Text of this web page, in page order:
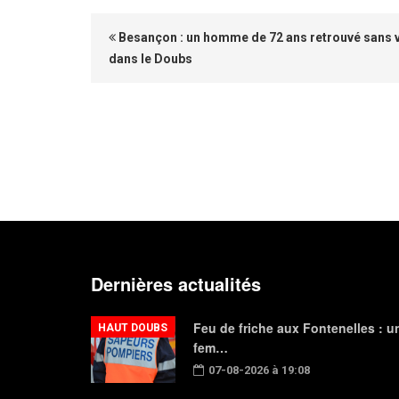
Besançon : un homme de 72 ans retrouvé sans
dans le Doubs
Dernières actualités
Feu de friche aux Fontenelles :
fem…
07-08-2026 à 19:08
HAUT DOUBS